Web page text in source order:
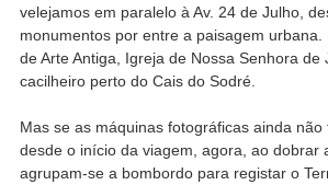
velejamos em paralelo à Av. 24 de Julho,
monumentos por entre a paisagem urbana.
de Arte Antiga, Igreja de Nossa Senhora de
cacilheiro perto do Cais do Sodré.
Mas se as máquinas fotográficas ainda
desde o início da viagem, agora, ao dobrar
agrupam-se a bombordo para registar o